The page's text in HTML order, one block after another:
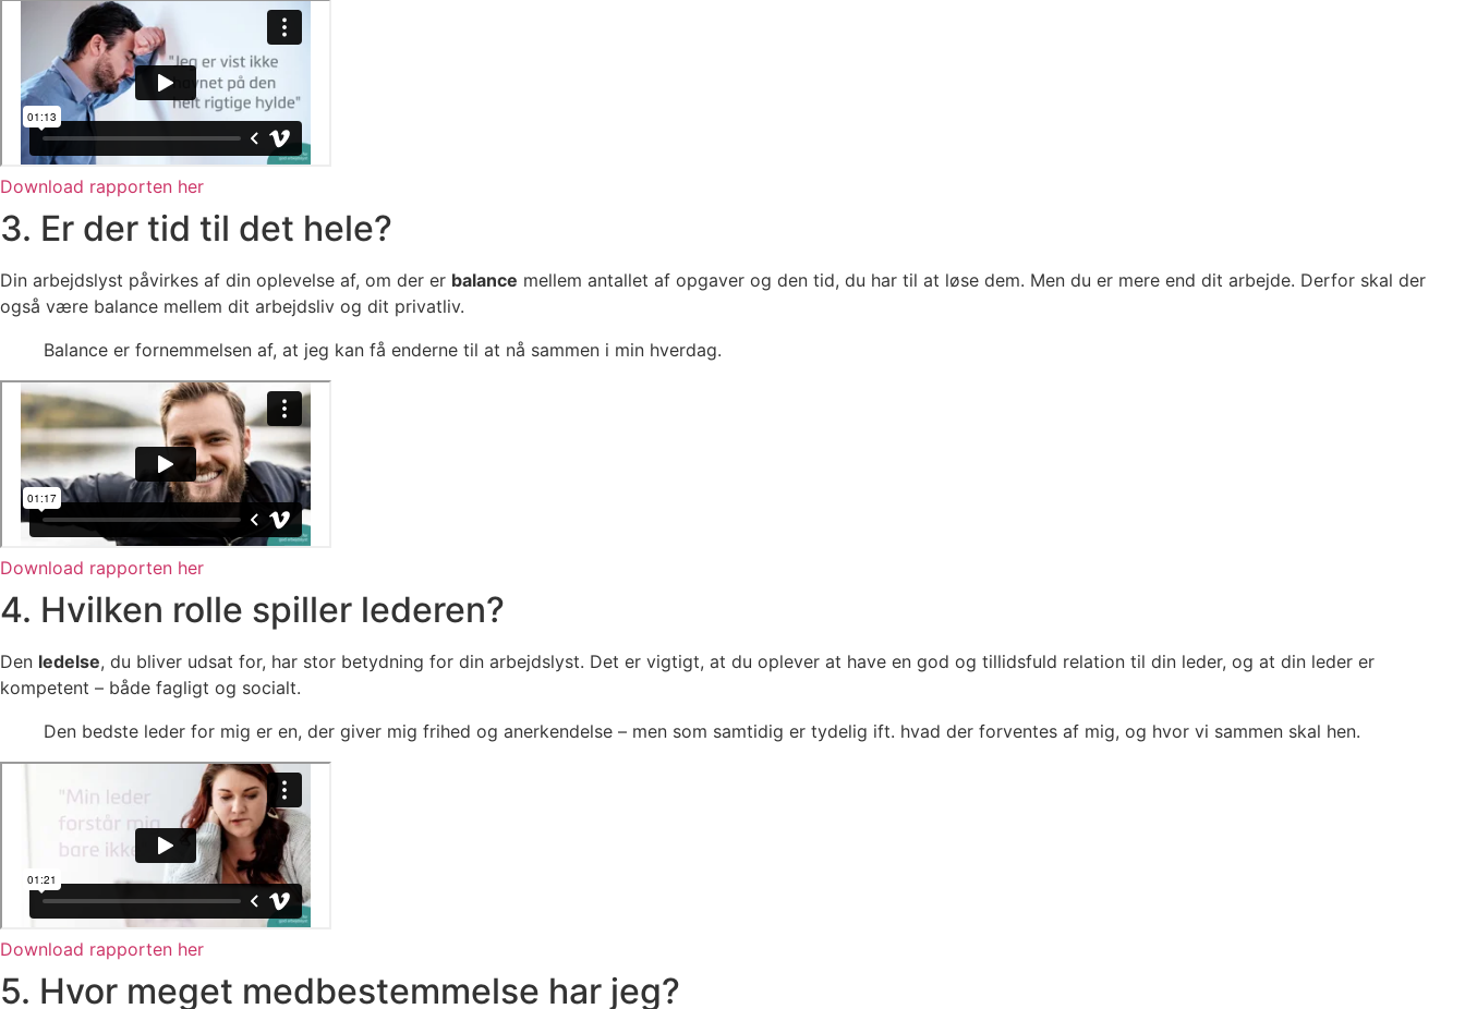
Download rapporten her
3. Er der tid til det hele?
Din arbejdslyst påvirkes af din oplevelse af, om der er balance mellem antallet af opgaver og den tid, du har til at løse dem. Men du er mere end dit arbejde. Derfor skal der
også være balance mellem dit arbejdsliv og dit privatliv.
Balance er fornemmelsen af, at jeg kan få enderne til at nå sammen i min hverdag.
Download rapporten her
4. Hvilken rolle spiller lederen?
Den ledelse, du bliver udsat for, har stor betydning for din arbejdslyst. Det er vigtigt, at du oplever at have en god og tillidsfuld relation til din leder, og at din leder er
kompetent – både fagligt og socialt.
Den bedste leder for mig er en, der giver mig frihed og anerkendelse – men som samtidig er tydelig ift. hvad der forventes af mig, og hvor vi sammen skal hen.
Download rapporten her
5. Hvor meget medbestemmelse har jeg?